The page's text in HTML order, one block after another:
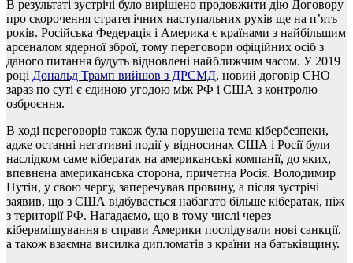
В результаті зустрічі було вирішено продовжити дію Договору
про скорочення стратегічних наступальних рухів ще на п’ять
років. Російська Федерація і Америка є країнами з найбільшим
арсеналом ядерної зброї, тому переговори офіційних осіб з
даного питання будуть відновлені найближчим часом. У 2019
році Дональд Трамп вийшов з ДРСМД, новий договір СНО
зараз по суті є єдиною угодою між РФ і США з контролю
озброєння.
В ході переговорів також була порушена тема кібербезпеки,
адже останні негативні події у відносинах США і Росії були
наслідком саме кібератак на американські компанії, до яких,
впевнена американська сторона, причетна Росія. Володимир
Путін, у свою чергу, заперечував провину, а після зустрічі
заявив, що з США відбувається набагато більше кібератак, ніж
з території РФ. Нагадаємо, що в тому числі через
кібервмішування в справи Америки послідували нові санкції,
а також взаємна висилка дипломатів з країни на батьківщину.